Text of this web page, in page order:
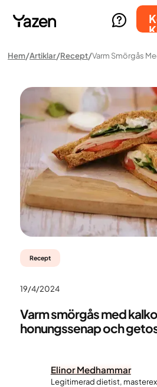
Hem Artiklar Recept
Recept
19/4/2024
Varm smörgås med
honungssenap och
Elinor Medhammar
Legitimerad dietist,